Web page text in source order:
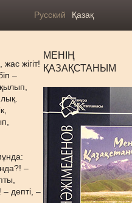
Русский Қазақ
жігіт!
–
–
– депті, –
МЕНІҢ
ҚАЗАҚСТАНЫМ